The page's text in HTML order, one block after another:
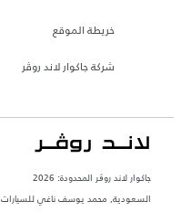
خريطة الموقع
شركة جاكوار لاند روڤر
جاكوار لاند روڨر المحدودة: 2026
السعودية, محمد يوسف ناغي للسيارات